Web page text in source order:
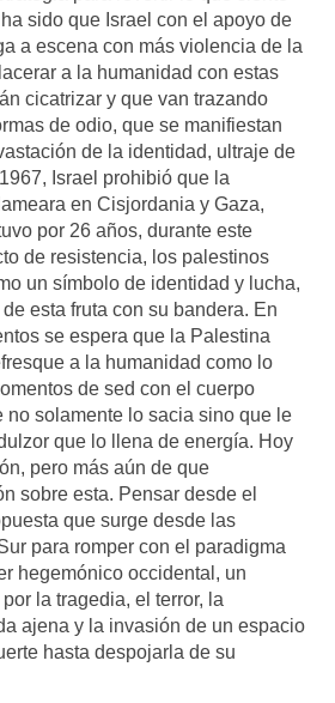
sido que Israel con el apoyo de
a escena con más violencia de la
a la humanidad con estas
cicatrizar y que van trazando
de odio, que se manifiestan
de la identidad, ultraje de
Israel prohibió que la
en Cisjordania y Gaza,
por 26 años, durante este
de resistencia, los palestinos
un símbolo de identidad y lucha,
esta fruta con su bandera. En
se espera que la Palestina
a la humanidad como lo
de sed con el cuerpo
no solamente lo sacia sino que le
que lo llena de energía. Hoy
pero más aún de que
sobre esta. Pensar desde el
que surge desde las
para romper con el paradigma
hegemónico occidental, un
la tragedia, el terror, la
ajena y la invasión de un espacio
hasta despojarla de su